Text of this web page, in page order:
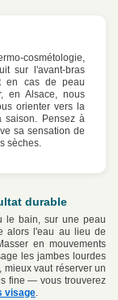
cosmétologie,
sur l'avant-bras
en cas de peau
en Alsace, nous
orienter vers la
Pensez à
sa sensation de
sèches.
durable
le bain, sur une peau
alors l'eau au lieu de
en mouvements
les jambes lourdes
vaut réserver un
fine — vous trouverez
visage.